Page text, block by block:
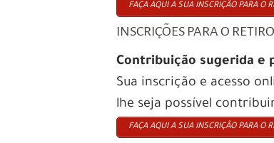
FAÇA AQUI A SUA INSCRIÇÃO PARA O
INSCRIÇÕES PARA O
Contribuição sugerida e
Sua inscrição e acesso
lhe seja possível
FAÇA AQUI A SUA INSCRIÇÃO PARA O